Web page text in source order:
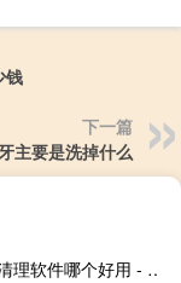
钱
下一篇
主要是洗掉什么
手机垃圾清理软件哪个好用 - 最好使的手机清理软件